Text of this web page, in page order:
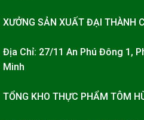
XƯỞNG SẢN XUẤT ĐẠI THÀNH
Địa Chỉ: 27/11 An Phú Đông 1,
Minh
TỔNG KHO THỰC PHẨM TÔM